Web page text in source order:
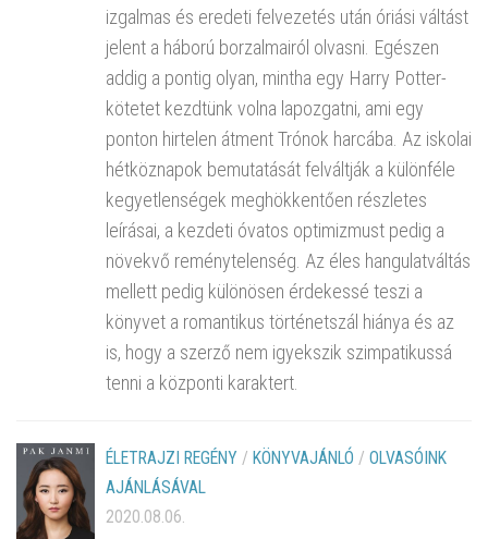
izgalmas és eredeti felvezetés után óriási váltást
jelent a háború borzalmairól olvasni. Egészen
addig a pontig olyan, mintha egy Harry Potter-
kötetet kezdtünk volna lapozgatni, ami egy
ponton hirtelen átment Trónok harcába. Az iskolai
hétköznapok bemutatását felváltják a különféle
kegyetlenségek meghökkentően részletes
leírásai, a kezdeti óvatos optimizmust pedig a
növekvő reménytelenség. Az éles hangulatváltás
mellett pedig különösen érdekessé teszi a
könyvet a romantikus történetszál hiánya és az
is, hogy a szerző nem igyekszik szimpatikussá
tenni a központi karaktert.
ÉLETRAJZI REGÉNY / KÖNYVAJÁNLÓ / OLVASÓINK
AJÁNLÁSÁVAL
2020.08.06.